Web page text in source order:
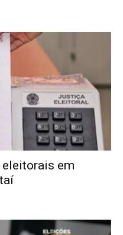
em